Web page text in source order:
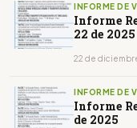
INFORME DE
Informe
22 de 2025
22 de
INFORME DE
Informe
de 2025